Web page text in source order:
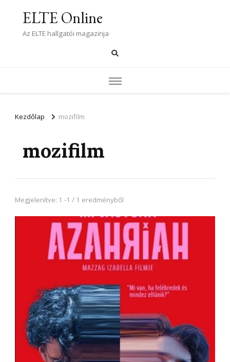
ELTE Online
Az ELTE hallgatói magazinja
Kezdőlap mozifilm
mozifilm
Megjelenítve: 1 -1 / 1 eredményből